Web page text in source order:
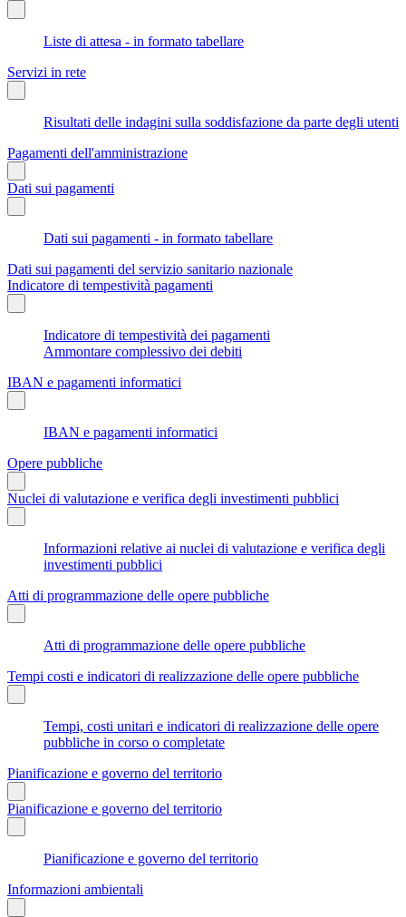
Liste di attesa - in formato tabellare
Servizi in rete
Risultati delle indagini sulla soddisfazione da parte degli utenti
Pagamenti dell'amministrazione
Dati sui pagamenti
Dati sui pagamenti - in formato tabellare
Dati sui pagamenti del servizio sanitario nazionale
Indicatore di tempestività pagamenti
Indicatore di tempestività dei pagamenti
Ammontare complessivo dei debiti
IBAN e pagamenti informatici
IBAN e pagamenti informatici
Opere pubbliche
Nuclei di valutazione e verifica degli investimenti pubblici
Informazioni relative ai nuclei di valutazione e verifica degli
investimenti pubblici
Atti di programmazione delle opere pubbliche
Atti di programmazione delle opere pubbliche
Tempi costi e indicatori di realizzazione delle opere pubbliche
Tempi, costi unitari e indicatori di realizzazione delle opere
pubbliche in corso o completate
Pianificazione e governo del territorio
Pianificazione e governo del territorio
Pianificazione e governo del territorio
Informazioni ambientali